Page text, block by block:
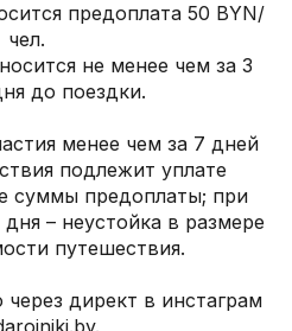
предоплата 50 BYN/
чел.
не менее чем за 3
до поездки.
менее чем за 7 дней
подлежит уплате
суммы предоплаты; при
– неустойка в размере
путешествия.
директ в инстаграм